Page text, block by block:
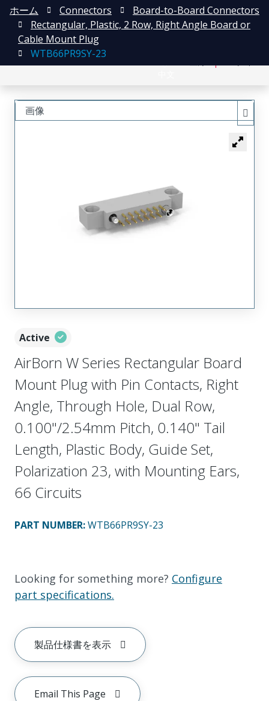
ホーム Connectors
Board-to-Board Connectors
Rectangular, Plastic, 2 Row, Right Angle Board or
Cable Mount Plug
WTB66PR9SY-23
Active
AirBorn W Series Rectangular Board
Mount Plug with Pin Contacts, Right
Angle, Through Hole, Dual Row,
0.100"/2.54mm Pitch, 0.140" Tail
Length, Plastic Body, Guide Set,
Polarization 23, with Mounting Ears,
66 Circuits
PART NUMBER:WTB66PR9SY-23
Looking for something more? Configure
part specifications.
製品仕様書を表示
Email This Page
画像